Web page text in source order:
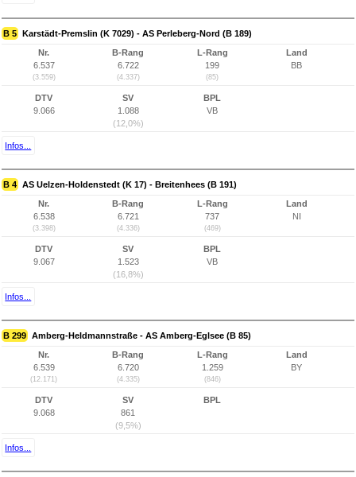
B 5 Karstädt-Premslin (K 7029) - AS Perleberg-Nord (B 189)
Nr.
6.537
(3.559)
B-Rang
6.722
(4.337)
L-Rang
199
(85)
Land
BB
DTV
9.066
SV
1.088
(12,0%)
BPL
VB
Infos...
B 4 AS Uelzen-Holdenstedt (K 17) - Breitenhees (B 191)
Nr.
6.538
(3.398)
B-Rang
6.721
(4.336)
L-Rang
737
(469)
Land
NI
DTV
9.067
SV
1.523
(16,8%)
BPL
VB
Infos...
B 299 Amberg-Heldmannstraße - AS Amberg-Eglsee (B 85)
Nr.
6.539
(12.171)
B-Rang
6.720
(4.335)
L-Rang
1.259
(846)
Land
BY
DTV
9.068
SV
861
(9,5%)
BPL
Infos...